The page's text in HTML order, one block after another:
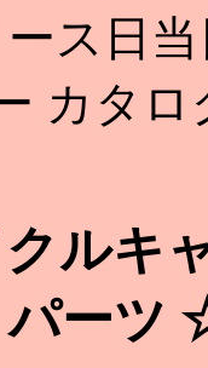
ス日
カタ
ルキ
ーツ